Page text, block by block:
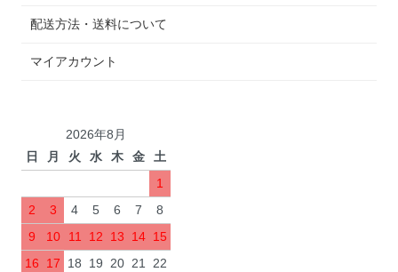
配送方法・送料について
マイアカウント
2026年8月
日
月 火 水 木 金
土
1
2
3 4 5 6 7
8
9
10 11 12 13 14 15
16
17 18 19 20 21 22